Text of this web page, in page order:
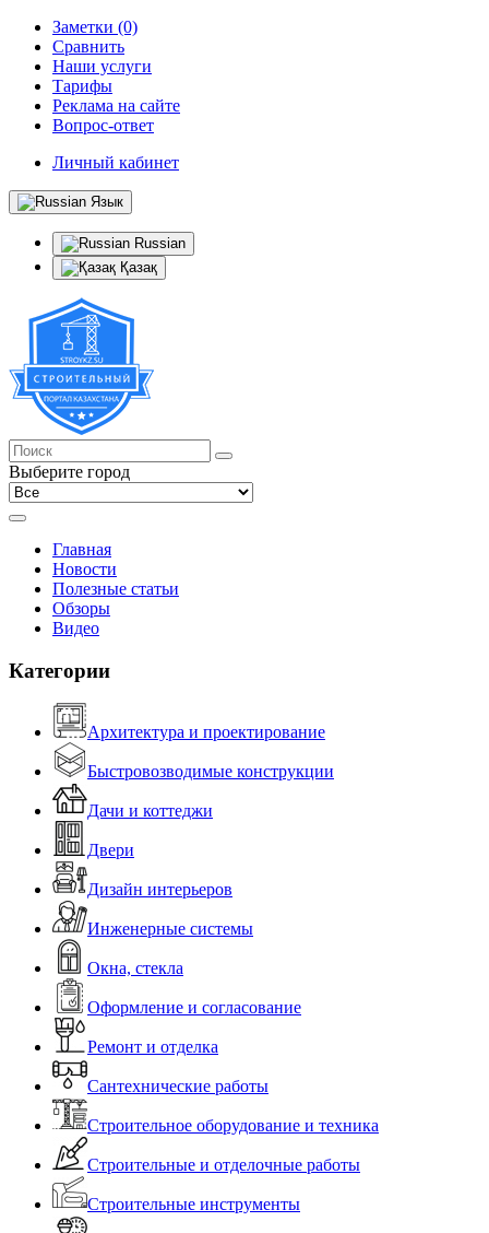
Заметки (0)
Сравнить
Наши услуги
Тарифы
Реклама на сайте
Вопрос-ответ
Личный кабинет
Язык
Russian
Қазақ
Выберите город
Главная
Новости
Полезные статьи
Обзоры
Видео
Категории
Архитектура и проектирование
Быстровозводимые конструкции
Дачи и коттеджи
Двери
Дизайн интерьеров
Инженерные системы
Окна, стекла
Оформление и согласование
Ремонт и отделка
Сантехнические работы
Строительное оборудование и техника
Строительные и отделочные работы
Строительные инструменты